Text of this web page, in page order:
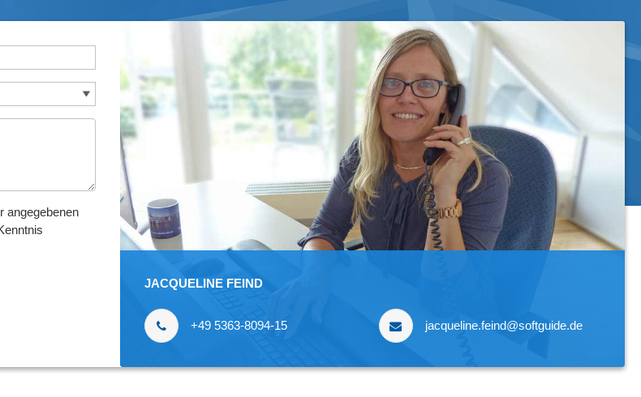
angegebenen
JACQUELINE FEIND
+49 5363-8094-15 jacqueline.feind@softguide.de